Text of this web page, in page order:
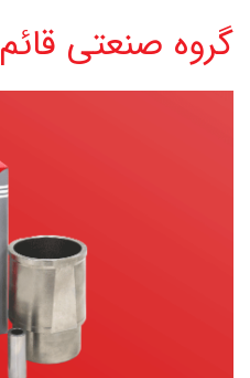
گروه صنعتی قائم